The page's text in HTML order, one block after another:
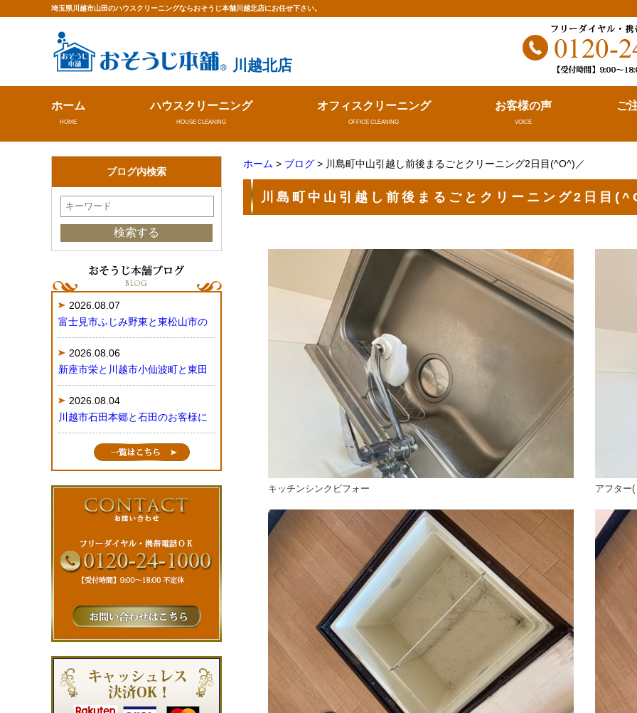
埼玉県川越市山田のハウスクリーニングならおそうじ本舗川越北店にお任せ下さい。
川越北店
ホーム
HOME
ハウスクリーニング
HOUSE CLEANING
オフィスクリーニング
OFFICE CLEANING
お客様の声
VOICE
ご
ホーム > ブログ > 川島町中山引越し前後まるごとクリーニング2日目(^O^)／
川島町中山引越し前後まるごとクリーニング2日目
キッチンシンクビフォー アフター
ブログ内検索
2026.08.07
富士見市ふじみ野東と東松山市の
2026.08.06
新座市栄と川越市小仙波町と東田
2026.08.04
川越市石田本郷と石田のお客様に